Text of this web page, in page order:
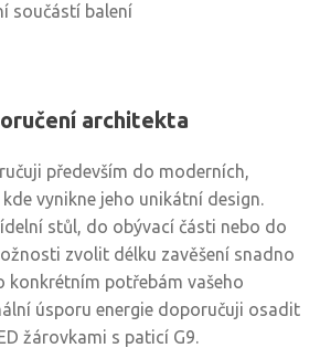
součástí balení
architekta
především do moderních,
vynikne jeho unikátní design.
stůl, do obývací části nebo do
zvolit délku zavěšení snadno
konkrétním potřebám vašeho
úsporu energie doporučuji osadit
žárovkami s paticí G9.